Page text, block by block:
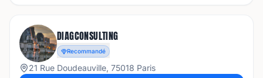
DIAGCONSULTING
Recommandé
21 Rue Doudeauville, 75018 Paris